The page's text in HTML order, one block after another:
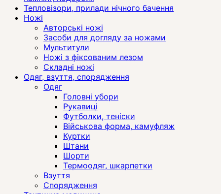
Тепловізори, прилади нічного бачення
Ножі
Авторські ножі
Засоби для догляду за ножами
Мультитули
Ножі з фіксованим лезом
Складні ножі
Одяг, взуття, спорядження
Одяг
Головні убори
Рукавиці
Футболки, теніски
Військова форма, камуфляж
Куртки
Штани
Шорти
Термоодяг, шкарпетки
Взуття
Спорядження